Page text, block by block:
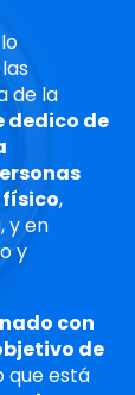
de la
dedico de
físico,
y en
y
con
de
que está